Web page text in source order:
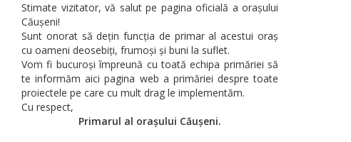
Stimate vizitator, vă salut pe pagina oficială a orașului
Căușeni!
Sunt onorat să dețin funcția de primar al acestui oraș
cu oameni deosebiți, frumoși și buni la suflet.
Vom fi bucuroși împreună cu toată echipa primăriei să
te informăm aici pagina web a primăriei despre toate
proiectele pe care cu mult drag le implementăm.
Cu respect,
Primarul al orașului Căușeni.